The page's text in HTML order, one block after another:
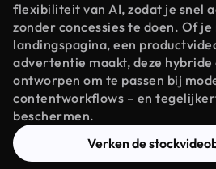
flexibiliteit van AI, zodat je snel
zonder concessies te doen. Of je
landingspagina, een
advertentie maakt, deze
ontworpen om te passen bij
contentworkflows – en
beschermen.
Verken de